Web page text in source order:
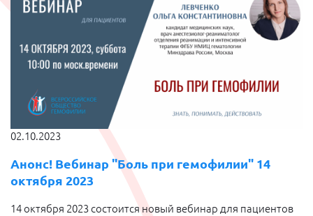
02.10.2023
Анонс! Вебинар "Боль при гемофилии" 14
октября 2023
14 октября 2023 состоится новый вебинар для пациентов